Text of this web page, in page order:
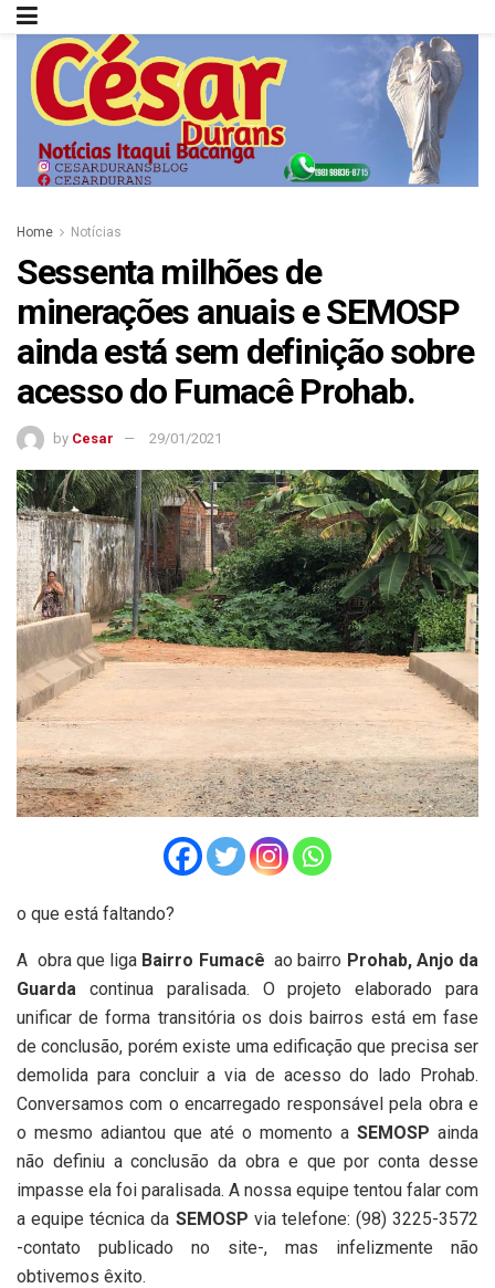
Home Notícias
Sessenta milhões de
minerações anuais e SEMOSP
ainda está sem definição sobre
acesso do Fumacê Prohab.
by Cesar 29/01/2021
o que está faltando?
A obra que liga Bairro Fumacê ao bairro Prohab, Anjo da
Guarda continua paralisada. O projeto elaborado para
unificar de forma transitória os dois bairros está em fase
de conclusão, porém existe uma edificação que precisa ser
demolida para concluir a via de acesso do lado Prohab.
Conversamos com o encarregado responsável pela obra e
o mesmo adiantou que até o momento a SEMOSP ainda
não definiu a conclusão da obra e que por conta desse
impasse ela foi paralisada. A nossa equipe tentou falar com
a equipe técnica da SEMOSP via telefone: (98) 3225-3572
-contato publicado no site-, mas infelizmente não
obtivemos êxito.